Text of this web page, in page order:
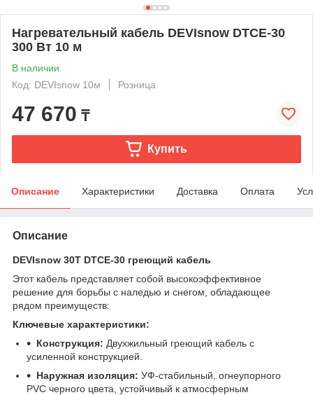
Нагревательный кабель DEVIsnow DTCE-30
300 Вт 10 м
В наличии
Код: DEVIsnow 10м
Розница
47 670 ₸
Купить
Описание Характеристики Доставка Оплата
Описание
DEVIsnow 30T DTCE-30 греющий кабель
Этот кабель представляет собой высокоэффективное
решение для борьбы с наледью и снегом, обладающее
рядом преимуществ:
Ключевые характеристики:
Конструкция: Двухжильный греющий кабель с
усиленной конструкцией.
Наружная изоляция: УФ-стабильный, огнеупорного
PVC черного цвета, устойчивый к атмосферным